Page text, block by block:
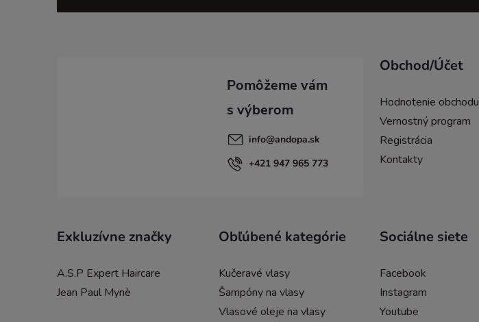
info@andopa.sk
+421 947 965 773
Obchod/Účet
Hodnotenie obchodu
Vernostný program
Registrácia
Kontakty
Exkluzívne značky
A.S.P Expert Haircare
Jean Paul Mynè
Obľúbené kategórie
Kučeravé vlasy
Šampóny na vlasy
Vlasové oleje na vlasy
Sociálne siete
Facebook
Instagram
Youtube